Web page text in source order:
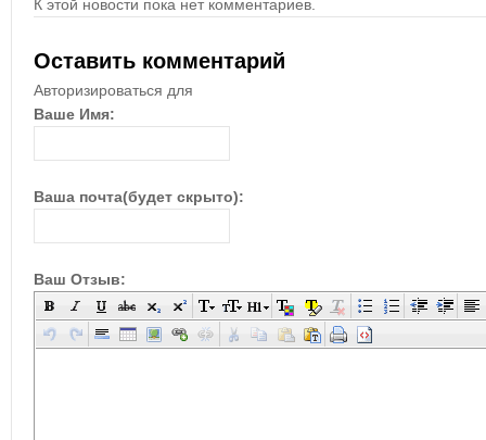
К этой новости пока нет комментариев.
Оставить комментарий
Авторизироваться для
Ваше Имя:
Ваша почта(будет скрыто):
Ваш Отзыв: